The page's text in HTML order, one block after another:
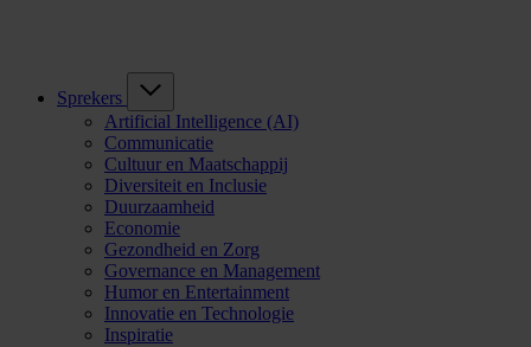
Sprekers
Artificial Intelligence (AI)
Communicatie
Cultuur en Maatschappij
Diversiteit en Inclusie
Duurzaamheid
Economie
Gezondheid en Zorg
Governance en Management
Humor en Entertainment
Innovatie en Technologie
Inspiratie